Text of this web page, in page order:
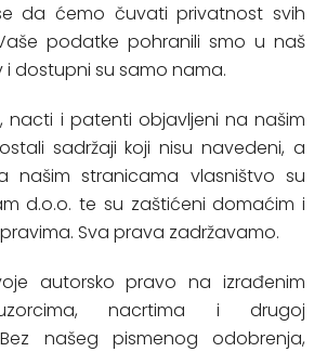
da ćemo čuvati privatnost svih
podatke pohranili smo u naš
dostupni su samo nama.
nacti i patenti objavljeni na našim
sadržaji koji nisu navedeni, a
našim stranicama vlasništvo su
d.o.o. te su zaštićeni domaćim i
Sva prava zadržavamo.
autorsko pravo na izrađenim
nacrtima i drugoj
našeg pismenog odobrenja,